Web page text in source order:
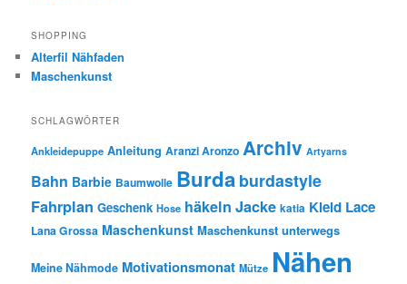
SHOPPING
Alterfil Nähfaden
Maschenkunst
SCHLAGWÖRTER
Ankleidepuppe Anleitung Aranzi Aronzo Archiv Artyarns
Bahn Barbie Baumwolle Burda burdastyle
Fahrplan Geschenk Hose häkeln Jacke katia Kleid Lace
Lana Grossa Maschenkunst Maschenkunst unterwegs
Meine Nähmode Motivationsmonat Mütze Nähen